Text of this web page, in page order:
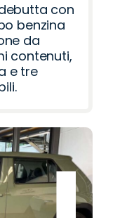
con
benzina
da
contenuti,
e tre